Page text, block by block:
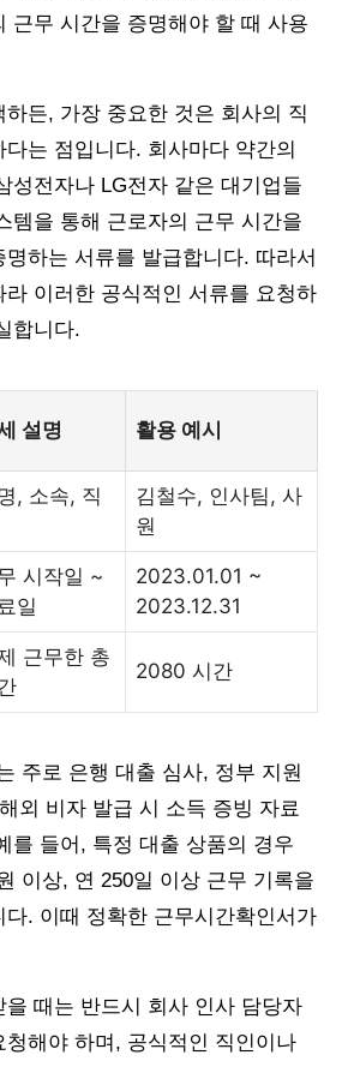
근무 시간을 증명해야 할 때 사용
하든, 가장 중요한 것은 회사의 직
는 점입니다. 회사마다 약간의
성전자나 LG전자 같은 대기업들
템을 통해 근로자의 근무 시간을
하는 서류를 발급합니다. 따라서
이러한 공식적인 서류를 요청하
합니다.
설명 활용 예시
, 소속, 직
김철수, 인사팀, 사
원
시작일 ~
일
2023.01.01 ~
2023.12.31
근무한 총
2080 시간
주로 은행 대출 심사, 정부 지원
외 비자 발급 시 소득 증빙 자료
를 들어, 특정 대출 상품의 경우
이상, 연 250일 이상 근무 기록을
다. 이때 정확한 근무시간확인서가
을 때는 반드시 회사 인사 담당자
청해야 하며, 공식적인 직인이나